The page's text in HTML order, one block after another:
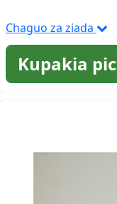
Chaguo za ziada
Kupakia